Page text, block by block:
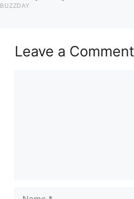
Leave a Comment
Name